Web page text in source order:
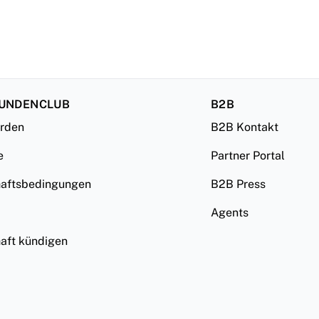
kündigen
B2B
B2B Kontakt
Partner Portal
B2B Press
Agents